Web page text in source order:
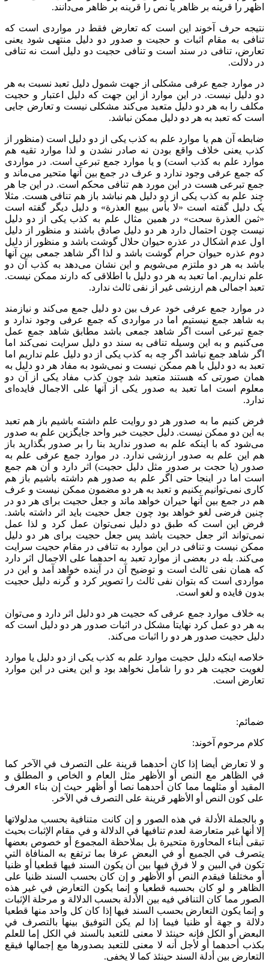
اظهر را قرینه بر ظاهر یا نص را قرینه بر ظاهر می‌دانند.
نتیجه حرف آخوند این است که تعارض فقط در مواردی است که
تنافی به مقام اثبات و حجیت و صدور دو دلیل منتهی شود یعنی
تعارض، تنافی در سند است و تنافی حجیت دو دلیل است نه تنافی
در دلالت.
در موارد جمع عرفی مشکلی از جهت شمول دلیل تعبد نسبت به هر
دو دلیل نیست. در این موارد از این جهت که دلیل اعتبار و حجیت
مکلف را به هر دو دلیل متعبد می‌کند مشکلی نیست و تعارض جایی
است که تعبد به هر دو دلیل ممکن نباشد.
ضابطه آن هم یا موارد علم به کذب یکی از دو دلیل است (منظور از
کذب یعنی خلاف واقع بودن نه صادر نشدن و لذا موارد تقیه هم
موارد علم به کذب است) و یا موارد جمع تبرعی است. در مواردی
که جمع عرفی وجود ندارد و عرف در جمع بین آنها متحیر می‌ماند و
جمع تبرعی هست در این مورد هم تنافی محکم است. در این جا هر
چند علم به کذب یکی از دو دلیل هم نباشد باز هم تنافی هست. مثلا
یک دلیل گفته است «لا بأس ببیع العذرة» و دلیل دیگر گفته است
«ثمن العذرة سحت» در همین مثال علم به کذب یکی از دو دلیل
نیست چون احتمال دارد هر دو دلیل صادق باشند و منظور از دلیل
اول عدم اشکال در عذره حیوان حلال گوشت باشد و منظور از دلیل
دوم عذره حیوان حرام گوشت باشد و لذا اگر شاهد جمعی بین آنها
باشد به هر دو ملتزم می‌شویم و این نشان می‌دهد به کذب آن دو
علم نداریم. اما تعبد به هر دو دلیل با اطلاقی که دارند ممکن نیست.
تعبد اجمالی هم ارزشی غیر از نفی ثالث ندارد.
در موارد جمع عرفی خود عرف بین دو دلیل جمع می‌کند و نیازمند
به شاهد جمع نیستیم اما در مواردی که جمع عرفی وجود ندارد و
جمع تبرعی است اگر شاهد جمعی باشد مطابق شاهد جمع عمل
می‌کنیم و به این وسیله تنافی به سند دو دلیل سرایت نمی‌کند اما
اگر شاهد جمع نباشد اگر چه به کذب یکی از دو دلیل علم نداریم اما
تعبد به دو دلیل با هم ممکن نیست و نمی‌شود به مفاد هر دو دلیل به
همان صورتی که هستند متعبد شد چون کذب مفاد یکی از آن دو
معلوم است اما تعبد به صدور یکی از آنها علی الاجمال فایده‌ای
ندارد.
فرض کنیم ما به صدور هر دو روایت علم داشته باشیم باز هم تعبد
به این دو ممکن نیست. دلیل حجیت خبر واحد جایگزین علم به صدور
می‌شود که با اینکه علم به صدور ندارید بنا را بر صدور بگذارید باز
هم این علم به صدور ارزشی ندارد. در موارد جمع عرفی علم به
صدور (یا حجت بر صدور مثل دلیل حجیت) اثر دارد و آن هم جمع
است اما در اینجا حتی اگر علم به صدور هم داشته باشیم باز هم
کاری نمی‌توانیم بکنیم و تعبد به هر دو مضمون ممکن نیست و عرف
هم در جمع بین آنها حیران خواهد ماند و جعل حجیت برای هر دو در
چنین فرضی لغو خواهد بود چون جعل حجیت باید اثر داشته باشد.
فرض این است که طبق دو دلیل نمی‌توان عمل کرد و لذا عمل
نمی‌تواند اثر جعل حجیت باشد پس جعل حجیت برای هر دو دلیل
ممکن نیست و تنافی در این موارد به تنافی در مقام حجیت سرایت
می‌کند. بله در بعضی از موارد تعبد به احدهما علی الاجمال اثر دارد
که همان نفی ثالث است و توضیح آن در آینده خواهد آمد و این در
مواردی است که بتوان نفی ثالث را تصویر کرد و گرنه دلیل حجیت
بدون فایده و لغو است.
به خلاف موارد جمع عرفی که حجیت هر دو دلیل اثر دارد و می‌توان
به هر دو عمل کرد نهایتا مشکل در اثبات صدور هر دو دلیل است که
دلیل حجیت صدور هر دو را اثبات می‌کند.
خلاصه اینکه دلیل حجیت موارد علم به کذب یکی از دو دلیل یا موارد
لغویت حجیت هر دو را شامل نخواهد بود و این یعنی در این موارد
تعارض است.
ضمائم:
کلام مرحوم آخوند:
و لا تعارض أيضا إذا كان أحدهما قرينة على التصرف في الآخر كما
في الظاهر مع النص أو الأظهر مثل‏ العام و الخاص و المطلق و
المقيد أو مثلهما مما كان أحدهما نصا أو أظهر حيث إن بناء العرف
على كون النص أو الأظهر قرينة على التصرف في الآخر.
و بالجملة الأدلة في هذه الصور و إن كانت متنافية بحسب مدلولاتها
إلا أنها غير متعارضة لعدم تنافيها في الدلالة و في مقام الإثبات بحيث
تبقى أبناء المحاورة متحيرة بل بملاحظة المجموع أو خصوص بعضها
يتصرف في الجميع أو في البعض عرفا بما ترتفع به المنافاة التي
تكون في البين و لا فرق فيها بين أن يكون السند فيها قطعيا أو ظنيا
أو مختلفا فيقدم النص أو الأظهر و إن كان بحسب السند ظنيا على
الظاهر و لو كان بحسبه قطعيا و إنما يكون التعارض في غير هذه
الصور مما كان التنافي فيه بين الأدلة بحسب الدلالة و مرحلة الإثبات
و إنما يكون التعارض بحسب السند فيها إذا كان كل واحد منها قطعيا
دلالة و جهة أو ظنيا فيما إذا لم يكن التوفيق بينها بالتصرف في
البعض أو الكل فإنه حينئذ لا معنى للتعبد بالسند في الكل إما للعلم
بكذب أحدهما أو لأجل أنه لا معنى للتعبد بصدورها مع إجمالها فيقع
التعارض بين أدلة السند حينئذ كما لا يخفى.